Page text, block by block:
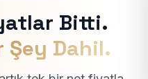
Bitti.
Şey Dahil.